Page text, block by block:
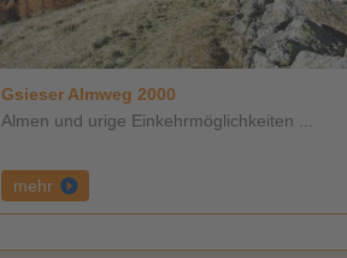
Gsieser Almweg 2000
Almen und urige Einkehrmöglichkeiten ...
mehr